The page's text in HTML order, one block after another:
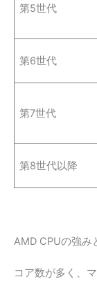
第5世代
第6世代
第7世代
第8世代以降
AMD CPUの強み
コア数が多く、